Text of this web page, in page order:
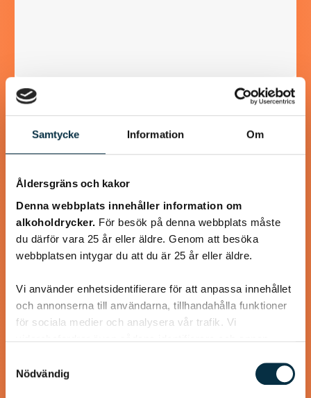
Samtycke Information Om
Åldersgräns och kakor
Denna webbplats innehåller information om
alkoholdrycker. För besök på denna webbplats måste
du därför vara 25 år eller äldre. Genom att besöka
webbplatsen intygar du att du är 25 år eller äldre.
Vi använder enhetsidentifierare för att anpassa innehållet
och annonserna till användarna, tillhandahålla funktioner
för sociala medier och analysera vår trafik. Vi
annons- och analysföretag som vi samarbetar med.
Dessa kan i sin tur kombinera informationen med annan
Nödvändig
Paleo oxjärpar med
grönsaksspagetti
Fina små oxjärpar smaksatta med chili och fyllda med lök
Jag gjorde även en…